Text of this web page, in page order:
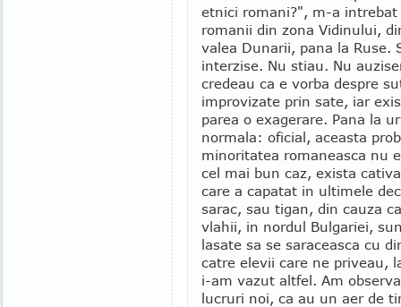
etnici romani?", m-a intrebat
romanii din zona Vidinului,
valea Dunarii, pana la Ruse.
interzise. Nu stiau. Nu
credeau ca e vorba despre
improvizate prin sate, iar
parea o exagerare. Pana la
normala: oficial, aceasta
minoritatea romaneasca nu
cel mai bun caz, exista
care a capatat in ultimele
sarac, sau tigan, din cauza
vlahii, in nordul Bulgariei,
lasate sa se saraceasca cu
catre elevii care ne priveau,
i-am vazut altfel. Am
lucruri noi, ca au un aer de